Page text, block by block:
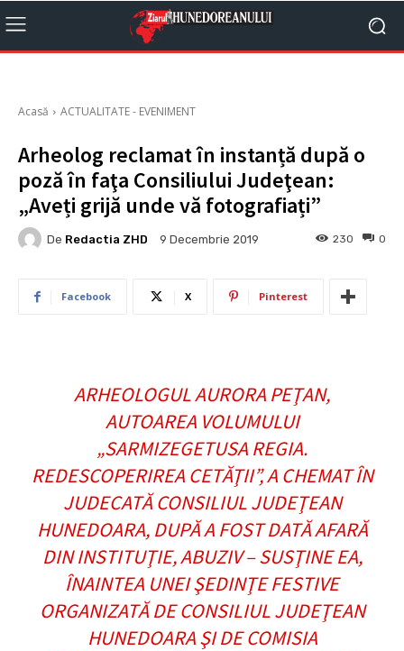
Acasă ACTUALITATE - EVENIMENT
Arheolog reclamat în instanță după o
poză în faţa Consiliului Judeţean:
„Aveți grijă unde vă fotografiați”
De Redactia ZHD 9 Decembrie 2019 0
230
Facebook X Pinterest
ARHEOLOGUL AURORA PEŢAN,
AUTOAREA VOLUMULUI
„SARMIZEGETUSA REGIA.
REDESCOPERIREA CETĂŢII”, A CHEMAT ÎN
JUDECATĂ CONSILIUL JUDEŢEAN
HUNEDOARA, DUPĂ A FOST DATĂ AFARĂ
DIN INSTITUŢIE, ABUZIV – SUSŢINE EA,
ÎNAINTEA UNEI ŞEDINŢE FESTIVE
ORGANIZATĂ DE CONSILIUL JUDEŢEAN
HUNEDOARA ŞI DE COMISIA